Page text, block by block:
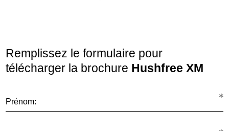
Remplissez le formulaire pour
télécharger la brochure Hushfree XM
Prénom: